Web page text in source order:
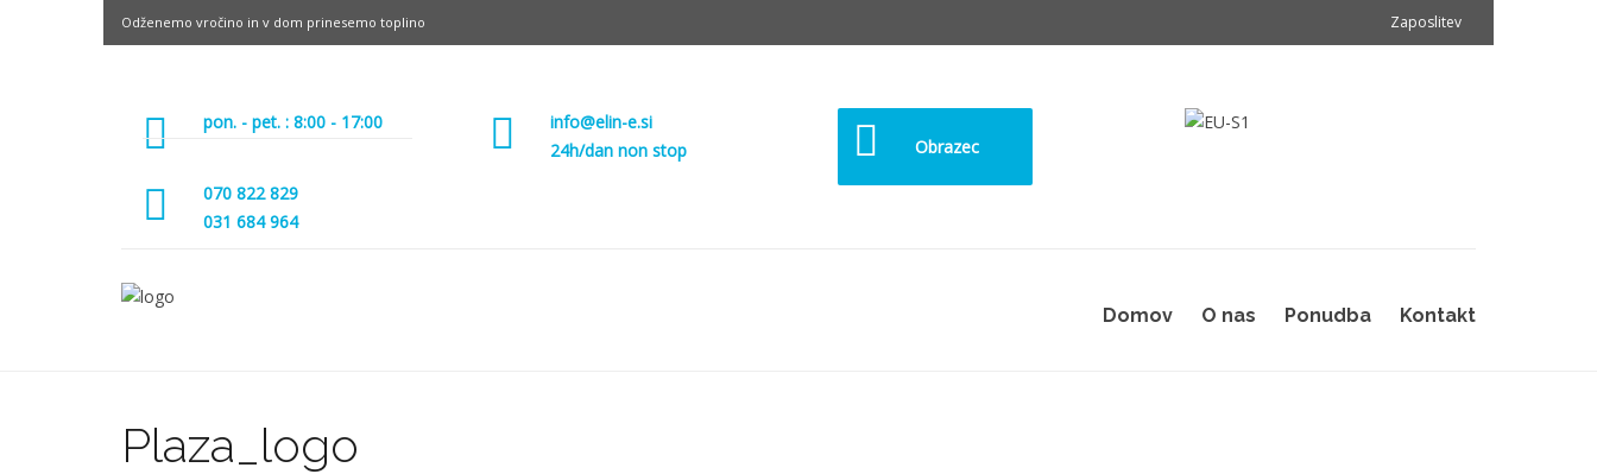
Odženemo vročino in v dom prinesemo toplino Zaposlitev
pon. - pet. : 8:00 - 17:00
070 822 829
031 684 964
info@elin-e.si
24h/dan non stop
Obrazec
Domov O nas Ponudba Kontakt
Plaza_logo